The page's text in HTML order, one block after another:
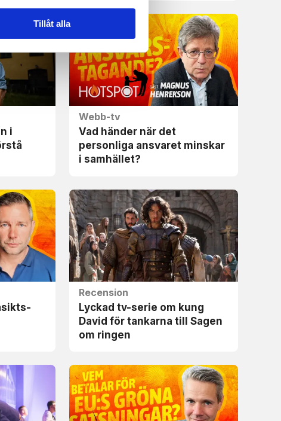
Tillåt alla
i
Webb-tv
Vad händer när det
personliga ansvaret minskar
i samhället?
Recension
Lyckad tv-serie om kung
David för tankarna till Sagen
om ringen